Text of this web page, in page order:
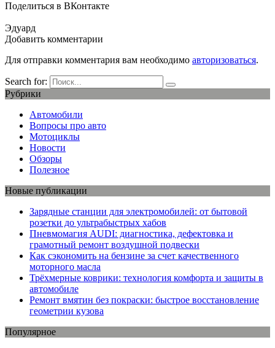
Поделиться в ВКонтакте
Эдуард
Добавить комментарии
Для отправки комментария вам необходимо авторизоваться.
Search for:
Рубрики
Автомобили
Вопросы про авто
Мотоциклы
Новости
Обзоры
Полезное
Новые публикации
Зарядные станции для электромобилей: от бытовой
розетки до ультрабыстрых хабов
Пневмомагия AUDI: диагностика, дефектовка и
грамотный ремонт воздушной подвески
Как сэкономить на бензине за счет качественного
моторного масла
Трёхмерные коврики: технология комфорта и защиты в
автомобиле
Ремонт вмятин без покраски: быстрое восстановление
геометрии кузова
Популярное